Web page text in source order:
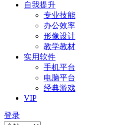
自我提升
专业技能
办公效率
形像设计
教学教材
实用软件
手机平台
电脑平台
经典游戏
VIP
登录